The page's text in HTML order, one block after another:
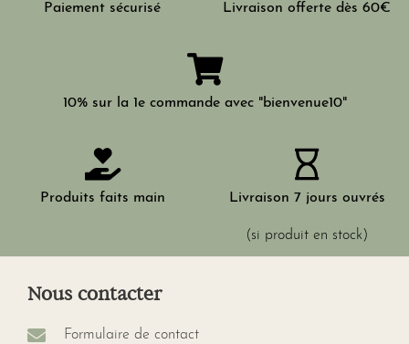
Paiement sécurisé Livraison offerte dès 60€
10% sur la 1e commande avec "bienvenue10"
Produits faits main Livraison 7 jours ouvrés
(si produit en stock)
Nous contacter
Formulaire de contact